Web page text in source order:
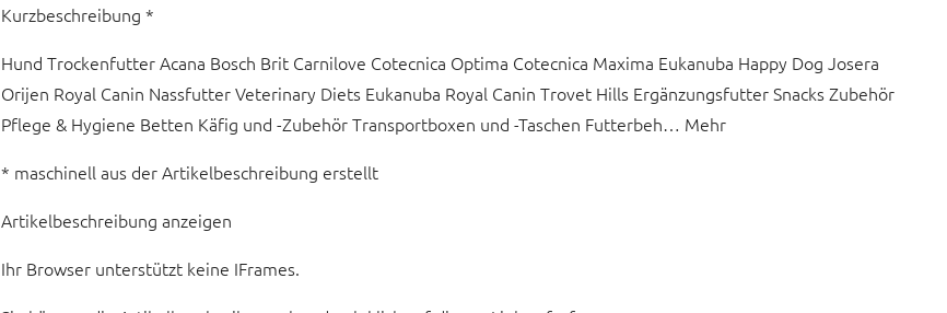
Kurzbeschreibung *
Hund Trockenfutter Acana Bosch Brit Carnilove Cotecnica Optima Cotecnica Maxima Eukanuba Happy Dog Josera
Orijen Royal Canin Nassfutter Veterinary Diets Eukanuba Royal Canin Trovet Hills Ergänzungsfutter Snacks Zubehör
Pflege & Hygiene Betten Käfig und -Zubehör Transportboxen und -Taschen Futterbeh… Mehr
* maschinell aus der Artikelbeschreibung erstellt
Artikelbeschreibung anzeigen
Ihr Browser unterstützt keine IFrames.